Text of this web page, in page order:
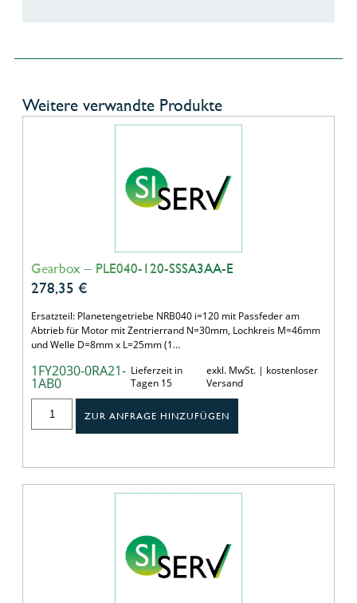
Weitere verwandte Produkte
Gearbox – PLE040-120-SSSA3AA-E
278,35 €
Ersatzteil: Planetengetriebe NRB040 i=120 mit Passfeder am
Abtrieb für Motor mit Zentrierrand N=30mm, Lochkreis M=46mm
und Welle D=8mm x L=25mm (1…
1FY2030-0RA21-
1AB0
Lieferzeit in
Tagen 15
exkl. MwSt. | kostenloser
Versand
ZUR ANFRAGE HINZUFÜGEN